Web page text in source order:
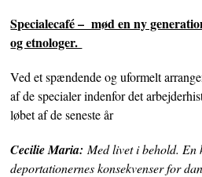
Specialecafé – mød en ny
og etnologer.
Ved et spændende og uformelt
af de specialer indenfor det
løbet af de seneste år
Cecilie Maria: Med livet i behold. En
deportationernes konsekvenser for